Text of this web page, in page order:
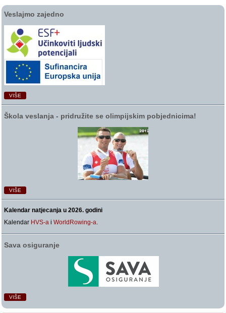
Veslajmo zajedno
VIŠE
Škola veslanja ‑ pridružite se olimpijskim pobjednicima!
VIŠE
Kalendar natjecanja u 2026. godini
Kalendar HVS-a iWorldRowing-a.
Sava osiguranje
VIŠE